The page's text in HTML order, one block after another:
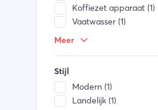
Koffiezet apparaat (1)
Vaatwasser (1)
Waterkoker (1)
Broodrooster (1)
Meer
Stijl
Modern (1)
Landelijk (1)